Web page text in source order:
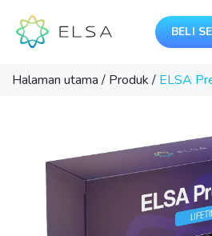
BELI
Halaman utama / Produk / ELSA